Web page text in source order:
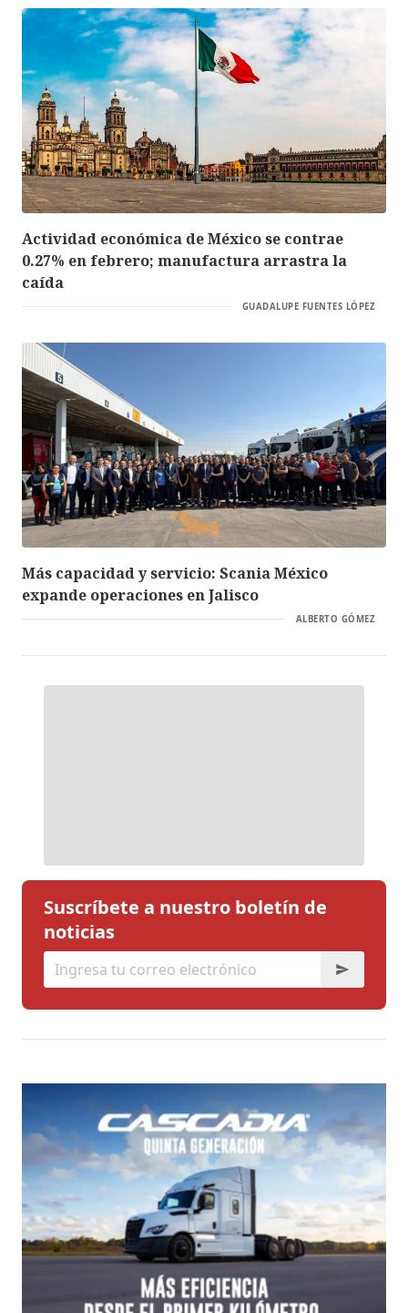
Actividad económica de México se contrae
0.27% en febrero; manufactura arrastra la
caída
GUADALUPE FUENTES LÓPEZ
Más capacidad y servicio: Scania México
expande operaciones en Jalisco
ALBERTO GÓMEZ
Suscríbete a nuestro boletín de
noticias